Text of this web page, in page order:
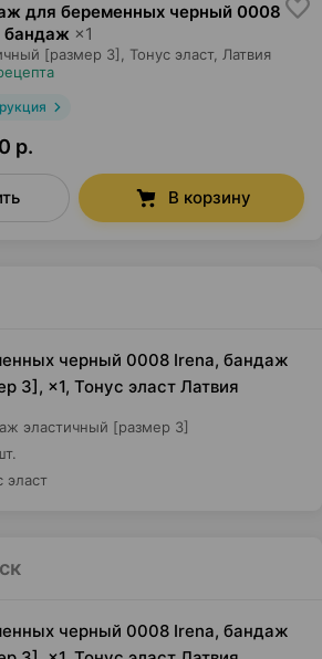
для беременных черный 0008
бандаж ×1
[размер 3], Тонус эласт, Латвия
р.
В корзину
черный 0008 Irena, бандаж
3], ×1, Тонус эласт Латвия
эластичный [размер 3]
эласт
черный 0008 Irena, бандаж